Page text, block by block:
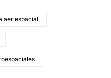
aeriespacial